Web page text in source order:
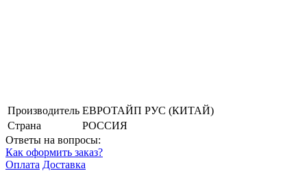
Производитель ЕВРОТАЙП РУС (КИТАЙ)
Страна
РОССИЯ
Ответы на вопросы:
Как оформить заказ?
Оплата Доставка